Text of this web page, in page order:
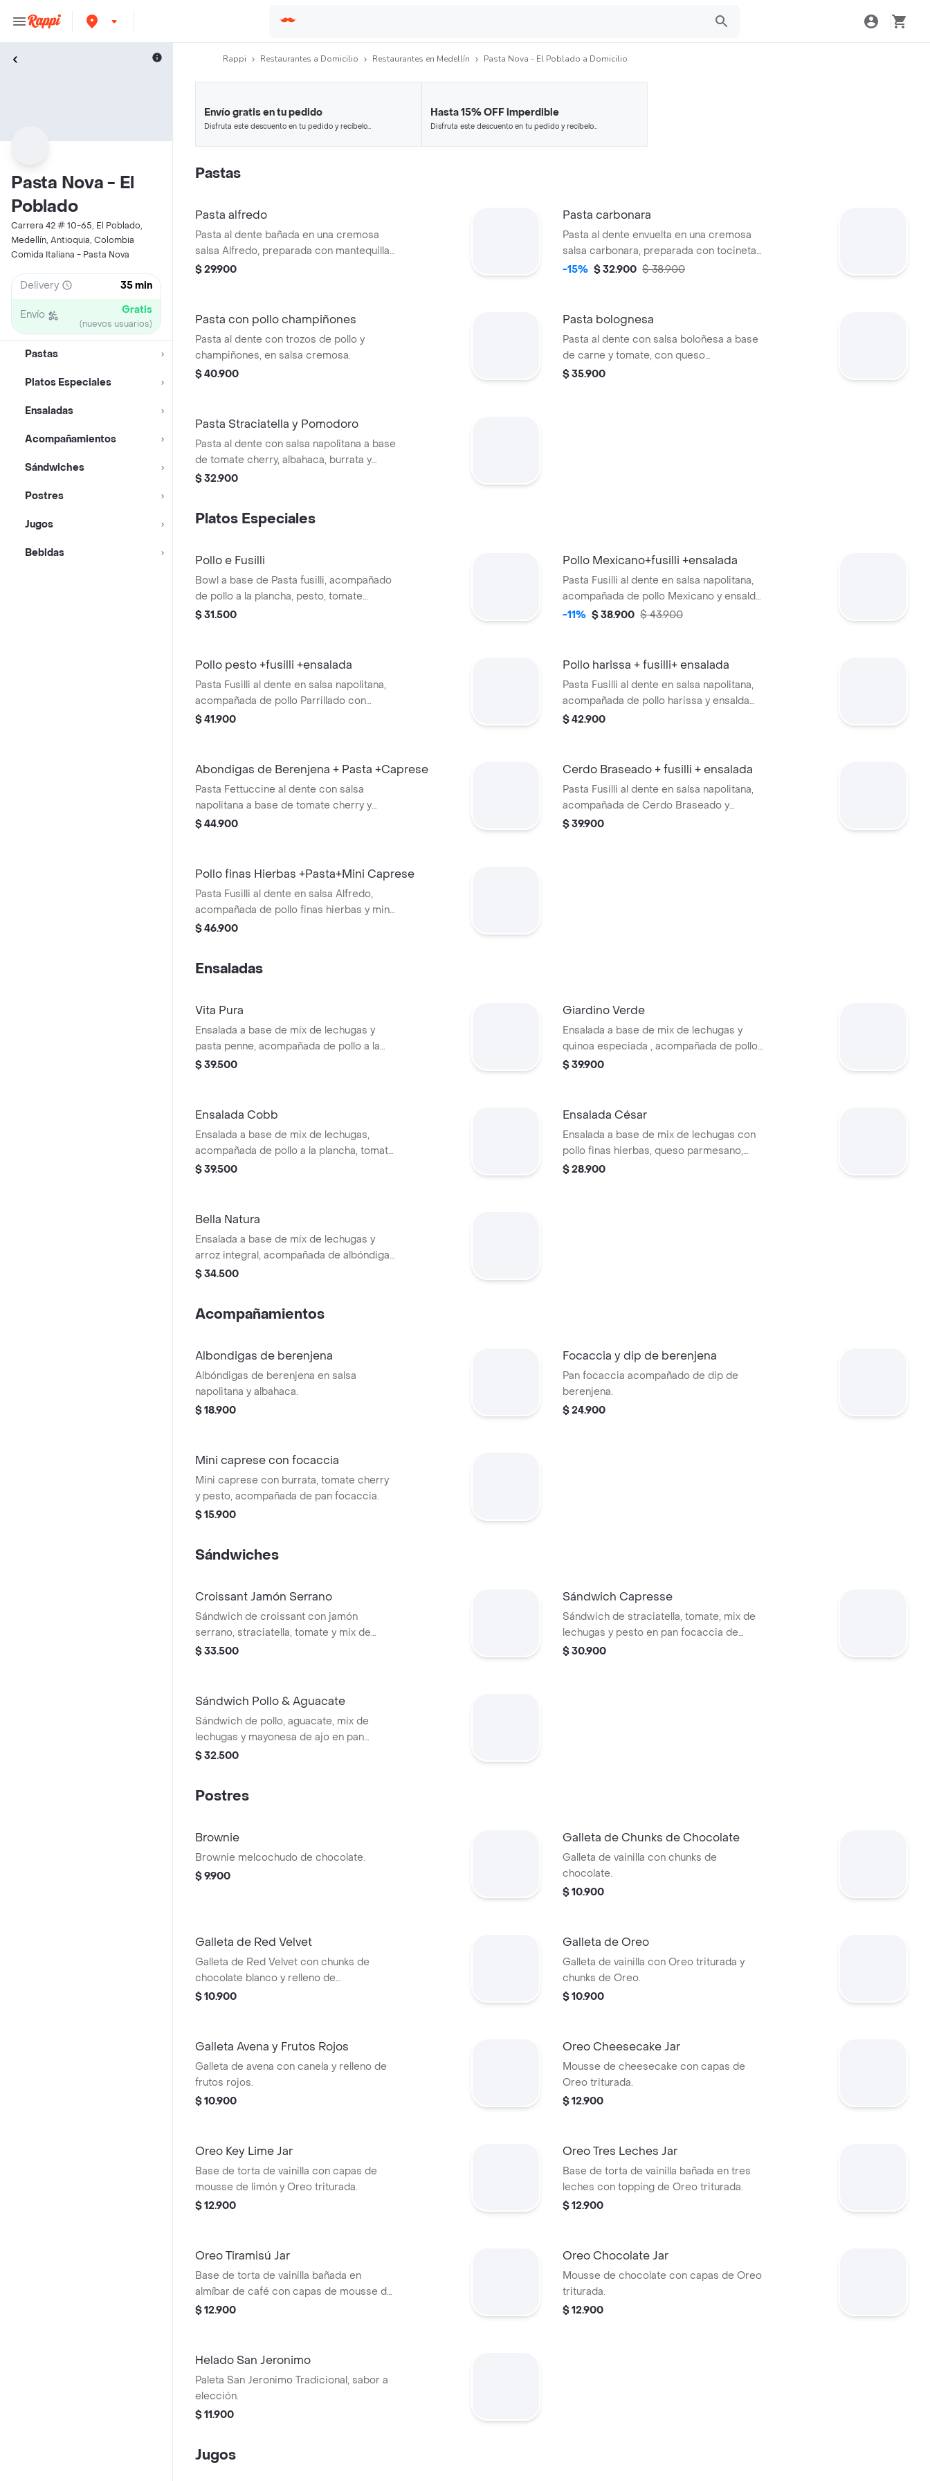
Pasta Nova - El
Poblado
Carrera 42 # 10-65, El Poblado,
Medellín, Antioquia, Colombia
Comida Italiana - Pasta Nova
Delivery 35 min
Envío Gratis
(nuevos usuarios)
Pastas
Platos Especiales
Ensaladas
Acompañamientos
Sándwiches
Postres
Jugos
Bebidas
Rappi Restaurantes a Domicilio Restaurantes en Medellín Pasta Nova - El Poblado a Domicilio
Envío gratis en tu pedido
Disfruta este descuento en tu pedido y recíbelo
Hasta 15% OFF imperdible
Disfruta este descuento en tu pedido y recíbelo
Pastas
Pasta alfredo
Pasta al dente bañada en una cremosa
salsa Alfredo, preparada con mantequilla
y queso parmesano.
$ 29.900
Pasta carbonara
Pasta al dente envuelta en una cremosa
salsa carbonara, preparada con tocineta
dorada y queso parmesano.
-15% $ 32.900 $ 38.900
Pasta con pollo champiñones
Pasta al dente con trozos de pollo y
champiñones, en salsa cremosa.
$ 40.900
Pasta bolognesa
Pasta al dente con salsa boloñesa a base
de carne y tomate, con queso
parmesano.
$ 35.900
Pasta Straciatella y Pomodoro
Pasta al dente con salsa napolitana a base
de tomate cherry, albahaca, burrata y
queso parmesano.
$ 32.900
Platos Especiales
Pollo e Fusilli
Bowl a base de Pasta fusilli, acompañado
de pollo a la plancha, pesto, tomate
chonto y queso feta.
$ 31.500
⁠Pollo Mexicano+fusilli +ensalada
Pasta Fusilli al dente en salsa napolitana,
acompañada de pollo Mexicano y ensalda
con lechuga, tomate chrrerry y aguacate.
-11% $ 38.900 $ 43.900
Pollo pesto +fusilli +ensalada
Pasta Fusilli al dente en salsa napolitana,
acompañada de pollo Parrillado con
pesto y ensalda con lechuga, tomate
$ 41.900
Pollo harissa + fusilli+ ensalada
Pasta Fusilli al dente en salsa napolitana,
acompañada de pollo harissa y ensalda
con lechuga, tomate cherry y aguacate.
$ 42.900
Abondigas de Berenjena + Pasta +Caprese
Pasta Fettuccine al dente con salsa
napolitana a base de tomate cherry y
albahaca, acompañada de albóndigas de
$ 44.900
Cerdo Braseado + fusilli + ensalada
Pasta Fusilli al dente en salsa napolitana,
acompañada de Cerdo Braseado y
ensalda con lechuga, tomate cherry y
$ 39.900
Pollo finas Hierbas +Pasta+Mini Caprese
Pasta Fusilli al dente en salsa Alfredo,
acompañada de pollo finas hierbas y mini
caprese con burrata, tomate cherry y
$ 46.900
Ensaladas
Vita Pura
Ensalada a base de mix de lechugas y
pasta penne, acompañada de pollo a la
plancha, brócoli rostizado, tomate chonto
$ 39.500
Giardino Verde
Ensalada a base de mix de lechugas y
quinoa especiada , acompañada de pollo
a la plancha, tomate cherry, queso feta,
Mediterránea.
$ 39.900
Ensalada Cobb
Ensalada a base de mix de lechugas,
acompañada de pollo a la plancha, tomate
chonto, huevo duro, tocineta, aguacate,
vinagreta Mediterránea.
$ 39.500
Ensalada César
Ensalada a base de mix de lechugas con
pollo finas hierbas, queso parmesano,
tomate, crutones y vinagreta a elección.
$ 28.900
Bella Natura
Ensalada a base de mix de lechugas y
arroz integral, acompañada de albóndigas
de berenjena (5 unds), tomate cherry,
$ 34.500
Acompañamientos
Albondigas de berenjena
Albóndigas de berenjena en salsa
napolitana y albahaca.
$ 18.900
Focaccia y dip de berenjena
Pan focaccia acompañado de dip de
berenjena.
$ 24.900
Mini caprese con focaccia
Mini caprese con burrata, tomate cherry
y pesto, acompañada de pan focaccia.
$ 15.900
Sándwiches
Croissant Jamón Serrano
Sándwich de croissant con jamón
serrano, straciatella, tomate y mix de
lechugas.
$ 33.500
Sándwich Capresse
Sándwich de straciatella, tomate, mix de
lechugas y pesto en pan focaccia de
masa madre.
$ 30.900
Sándwich Pollo & Aguacate
Sándwich de pollo, aguacate, mix de
lechugas y mayonesa de ajo en pan
focaccia de masa madre.
$ 32.500
Postres
Brownie
Brownie melcochudo de chocolate.
$ 9.900
Galleta de Chunks de Chocolate
Galleta de vainilla con chunks de
chocolate.
$ 10.900
Galleta de Red Velvet
Galleta de Red Velvet con chunks de
chocolate blanco y relleno de
Cheesecake.
$ 10.900
Galleta de Oreo
Galleta de vainilla con Oreo triturada y
chunks de Oreo.
$ 10.900
Galleta Avena y Frutos Rojos
Galleta de avena con canela y relleno de
frutos rojos.
$ 10.900
Oreo Cheesecake Jar
Mousse de cheesecake con capas de
Oreo triturada.
$ 12.900
Oreo Key Lime Jar
Base de torta de vainilla con capas de
mousse de limón y Oreo triturada.
$ 12.900
Oreo Tres Leches Jar
Base de torta de vainilla bañada en tres
leches con topping de Oreo triturada.
$ 12.900
Oreo Tiramisú Jar
Base de torta de vainilla bañada en
almíbar de café con capas de mousse de
tiramisú y Oreo.
$ 12.900
Oreo Chocolate Jar
Mousse de chocolate con capas de Oreo
triturada.
$ 12.900
Helado San Jeronimo
Paleta San Jeronimo Tradicional, sabor a
elección.
$ 11.900
Jugos